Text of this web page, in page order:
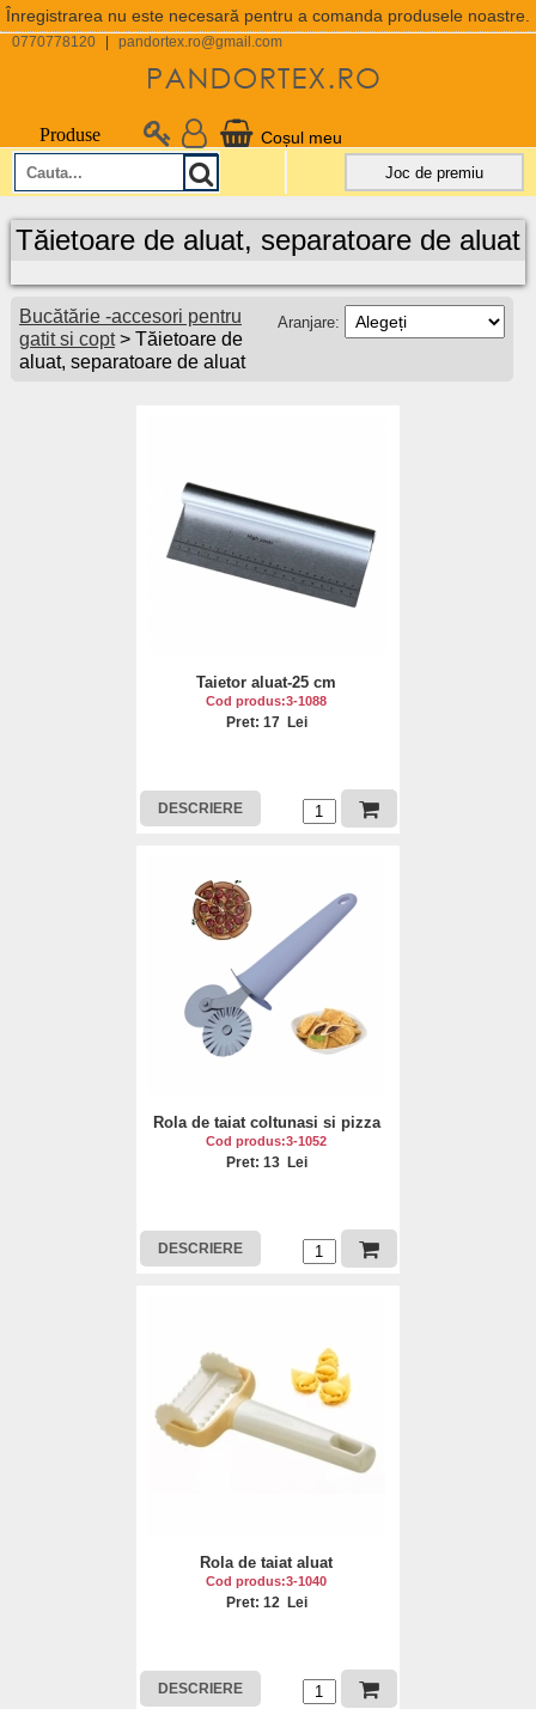
Înregistrarea nu este necesară pentru a comanda produsele noastre.
0770778120 pandortex.ro@gmail.com
Produse Coșul meu
Joc de premiu
Tăietoare de aluat, separatoare de aluat
Aranjare:
Bucătărie -accesori pentru
gatit si copt> Tăietoare de
aluat, separatoare de aluat
Taietor aluat-25 cm
Cod produs:3-1088
Pret: 17 Lei
DESCRIERE
Rola de taiat coltunasi si pizza
Cod produs:3-1052
Pret: 13 Lei
DESCRIERE
Rola de taiat aluat
Cod produs:3-1040
Pret: 12 Lei
DESCRIERE